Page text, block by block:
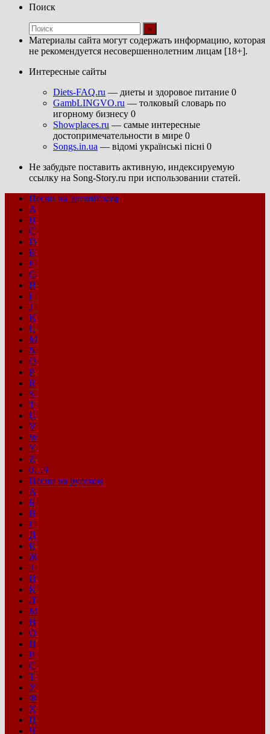
Поиск
Материалы сайта могут содержать информацию, которая
не рекомендуется несовершеннолетним лицам [18+].
Интересные сайты
Diets-FAQ.ru — диеты и здоровое питание 0
GambLINGVO.ru — толковый словарь по
игорному бизнесу 0
Showplaces.ru — самые интересные
достопримечательности в мире 0
Songs.in.ua — відомі українські пісні 0
Не забудьте поставить активную, индексируемую
ссылку на Song-Story.ru при использовании статей.
Песни на английском
A
B
C
D
E
F
G
H
I
J
K
L
M
N
O
P
R
S
T
U
V
W
Y
Z
0…9
Песни на русском
А
Б
В
Г
Д
Е
Ж
З
И
К
Л
М
Н
О
П
Р
С
Т
У
Ф
Х
Ц
Ч